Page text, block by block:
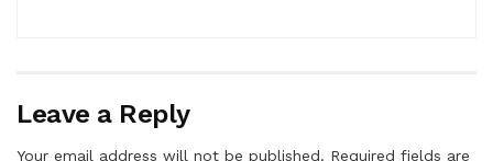
Leave a Reply
Your email address will not be published. Required fields are